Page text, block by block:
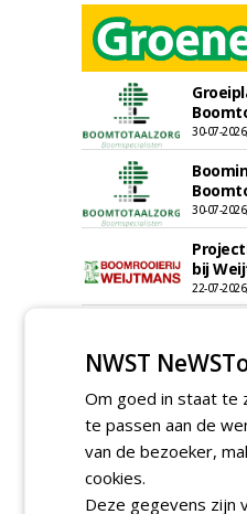
30-07-
30-07-
bij
22-07-
regio
ETW
04-05-2026
NWST
Om goed in staat te
te passen aan de
van de bezoeker,
cookies.
Deze gegevens zijn